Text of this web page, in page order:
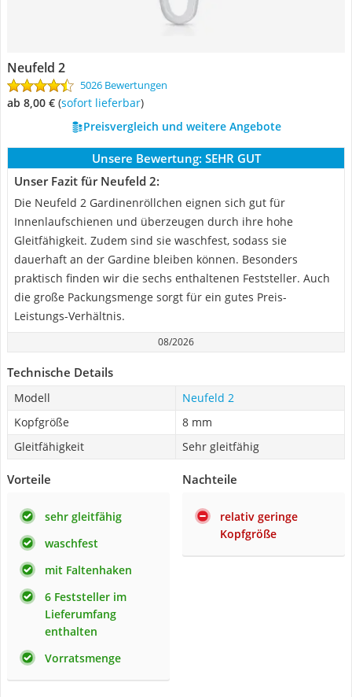
Neufeld 2
5026 Bewertungen
ab 8,00 € ( Sofort lieferbar)
Preisvergleich und weitere Angebote
Unsere Bewertung: SEHR GUT
Unser Fazit für Neufeld 2:
Die Neufeld 2 Gardinenröllchen eignen sich gut für
Innenlaufschienen und überzeugen durch ihre hohe
Gleitfähigkeit. Zudem sind sie waschfest, sodass sie
dauerhaft an der Gardine bleiben können. Besonders
praktisch finden wir die sechs enthaltenen Feststeller. Auch
die große Packungsmenge sorgt für ein gutes Preis-
Leistungs-Verhältnis.
08/2026
Technische Details
Modell
Neufeld 2
Kopfgröße
8 mm
Gleitfähigkeit
Sehr gleitfähig
Vorteile
sehr gleitfähig
waschfest
mit Faltenhaken
6 Feststeller im
Lieferumfang
enthalten
Vorratsmenge
Nachteile
relativ geringe
Kopfgröße